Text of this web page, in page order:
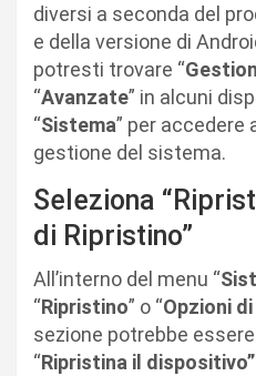
diversi a seconda del
e della versione di
potresti trovare “
“Avanzate” in alcuni
“Sistema” per accedere
gestione del sistema.
Seleziona
di Ripristino”
All’interno del menu “
“Ripristino” o “Opzioni
sezione potrebbe
“Ripristina il